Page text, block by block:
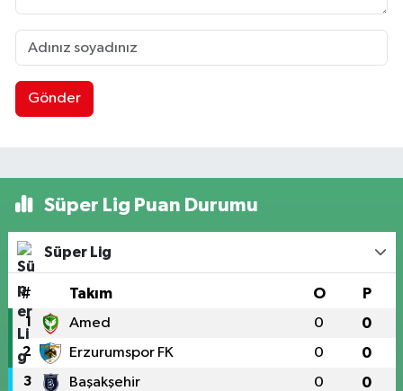
Gönder
Süper Lig Puan Durumu
Süper Lig
# Takım O P
1 Amed 0 0
2 Erzurumspor FK 0 0
3 Başakşehir 0 0